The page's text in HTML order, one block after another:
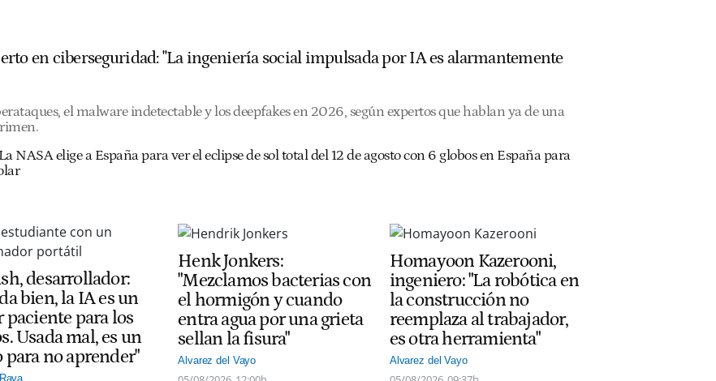
en ciberseguridad: "La ingeniería social impulsada por IA es alarmantemente
el malware indetectable y los deepfakes en 2026, según expertos que hablan ya de una
La NASA elige a España para ver el eclipse de sol total del 12 de agosto con 6 globos en España para
desarrollador:
bien, la IA es un
paciente para los
Usada mal, es un
para no aprender"
Henk Jonkers:
"Mezclamos bacterias con
el hormigón y cuando
entra agua por una grieta
sellan la fisura"
Alvarez del Vayo
Homayoon Kazerooni,
ingeniero: "La robótica en
la construcción no
reemplaza al trabajador,
es otra herramienta"
Alvarez del Vayo